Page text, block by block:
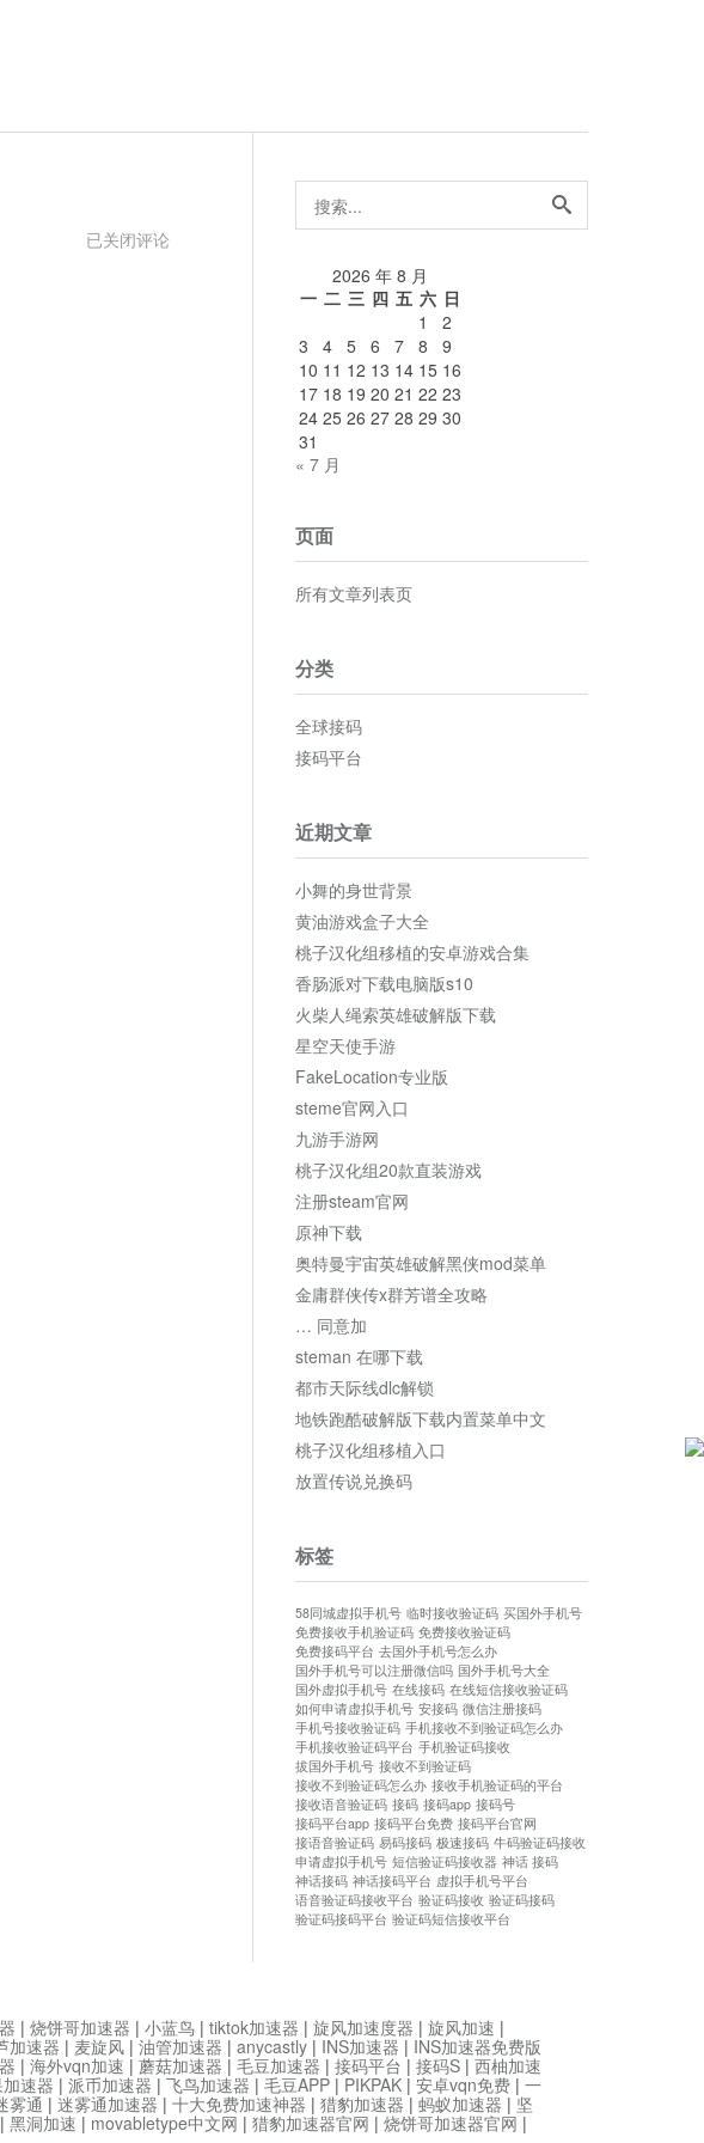
闪
已关闭评论
搜
索...
2026 年 8 月
一 二 三 四 五 六 日
1
2
3
4 5 6 7 8
9
10 11 12 13 14 15 16
17 18 19 20 21 22 23
24 25 26 27 28 29 30
31
« 7 月
页面
所有文章列表页
分类
全球接码
接码平台
近期文章
小舞的身世背景
黄油游戏盒子大全
桃子汉化组移植的安卓游戏合集
香肠派对下载电脑版s10
火柴人绳索英雄破解版下载
星空天使手游
FakeLocation专业版
steme官网入口
九游手游网
桃子汉化组20款直装游戏
注册steam官网
原神下载
奥特曼宇宙英雄破解黑侠mod菜单
金庸群侠传x群芳谱全攻略
… 同意加
steman 在哪下载
都市天际线dlc解锁
地铁跑酷破解版下载内置菜单中文
桃子汉化组移植入口
放置传说兑换码
标签
58同城虚拟手机号 临时接收验证码 买国外手机号
免费接收手机验证码 免费接收验证码
免费接码平台 去国外手机号怎么办
国外手机号可以注册微信吗 国外手机号大全
国外虚拟手机号 在线接码 在线短信接收验证码
如何申请虚拟手机号 安接码 微信注册接码
手机号接收验证码 手机接收不到验证码怎么办
手机接收验证码平台 手机验证码接收
拔国外手机号 接收不到验证码
接收不到验证码怎么办 接收手机验证码的平台
接收语音验证码 接码 接码app 接码号
接码平台app 接码平台免费 接码平台官网
接语音验证码 易码接码 极速接码 牛码验证码接收
申请虚拟手机号 短信验证码接收器 神话 接码
神话接码 神话接码平台 虚拟手机号平台
语音验证码接收平台 验证码接收 验证码接码
验证码接码平台 验证码短信接收平台
| 烧饼哥加速器 | 小蓝鸟 | tiktok加速器 | 旋风加速度器 | 旋风加速 |
加速器 | 麦旋风 | 油管加速器 | anycastly | INS加速器 | INS加速器免费版
| 海外vqn加速 | 蘑菇加速器 | 毛豆加速器 | 接码平台 | 接码S | 西柚加速
速器 | 派币加速器 | 飞鸟加速器 | 毛豆APP | PIKPAK | 安卓vqn免费 | 一
雾通 | 迷雾通加速器 | 十大免费加速神器 | 猎豹加速器 | 蚂蚁加速器 | 坚
| 黑洞加速 | movabletype中文网 | 猎豹加速器官网 | 烧饼哥加速器官网 |